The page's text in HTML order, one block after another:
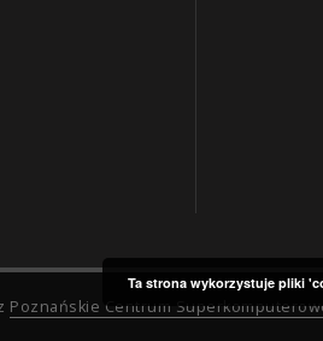
Poznańskie Centrum
Ta strona wykorzystuje pliki